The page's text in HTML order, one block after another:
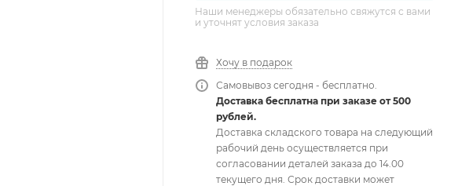
Наши менеджеры обязательно свяжутся с вами
и уточнят условия заказа
Хочу в подарок
Самовывоз сегодня - бесплатно.
Доставка бесплатна при заказе от 500
рублей.
Доставка складского товара на следующий
рабочий день осуществляется при
согласовании деталей заказа до 14.00
текущего дня. Срок доставки может